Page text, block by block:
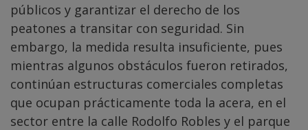
públicos y garantizar el derecho de los
peatones a transitar con seguridad. Sin
embargo, la medida resulta insuficiente, pues
mientras algunos obstáculos fueron retirados,
continúan estructuras comerciales completas
que ocupan prácticamente toda la acera, en el
sector entre la calle Rodolfo Robles y el parque